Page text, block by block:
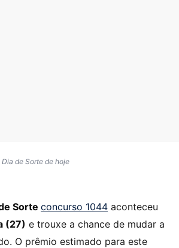
de Sorte de hoje
Sorte concurso 1044 aconteceu
(27) e trouxe a chance de mudar a
O prêmio estimado para este